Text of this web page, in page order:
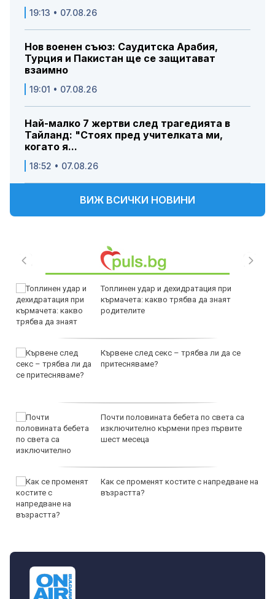
19:13 • 07.08.26
Нов военен съюз: Саудитска Арабия,
Турция и Пакистан ще се защитават
взаимно
19:01 • 07.08.26
Най-малко 7 жертви след трагедията в
Тайланд: "Стоях пред учителката ми,
когато я...
18:52 • 07.08.26
ВИЖ ВСИЧКИ НОВИНИ
Топлинен удар и дехидратация при
кърмачета: какво трябва да знаят
родителите
Кървене след секс – трябва ли да се
притесняваме?
Почти половината бебета по света са
изключително кърмени през първите
шест месеца
Как се променят костите с напредване на
възрастта?